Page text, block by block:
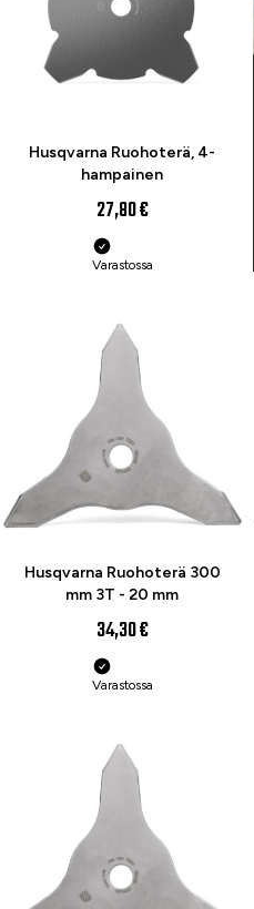
Husqvarna Ruohoterä, 4-
hampainen
27,80 €
Varastossa
Husqvarna Ruohoterä 300
mm 3T - 20 mm
34,30 €
Varastossa